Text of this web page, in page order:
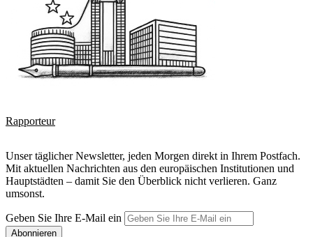
Rapporteur
Unser täglicher Newsletter, jeden Morgen direkt in Ihrem Postfach.
Mit aktuellen Nachrichten aus den europäischen Institutionen und
Hauptstädten – damit Sie den Überblick nicht verlieren. Ganz
umsonst.
Geben Sie Ihre E-Mail ein
Abonnieren